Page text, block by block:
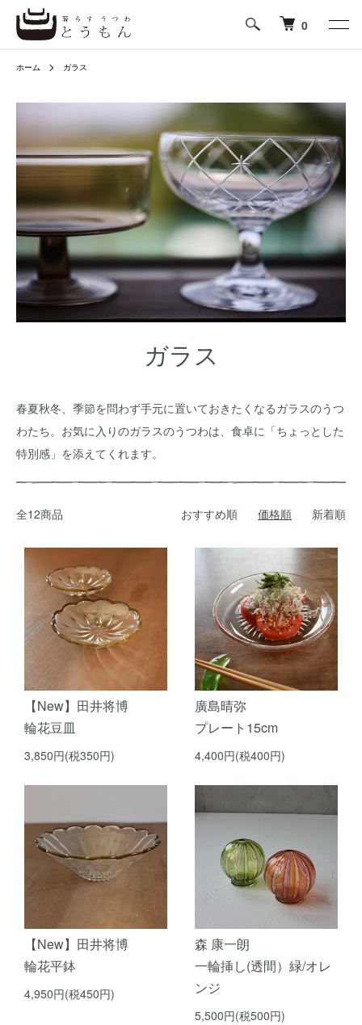
0
ホーム ガラス
ガラス
春夏秋冬、季節を問わず手元に置いておきたくなるガラスのうつ
わたち。お気に入りのガラスのうつわは、食卓に「ちょっとした
特別感」を添えてくれます。
全12商品 おすすめ順 価格順 新着順
【New】田井将博
輪花豆皿
3,850円(税350円)
廣島晴弥
プレート15cm
4,400円(税400円)
【New】田井将博
輪花平鉢
4,950円(税450円)
森 康一朗
一輪挿し(透間）緑/オレ
ンジ
5,500円(税500円)